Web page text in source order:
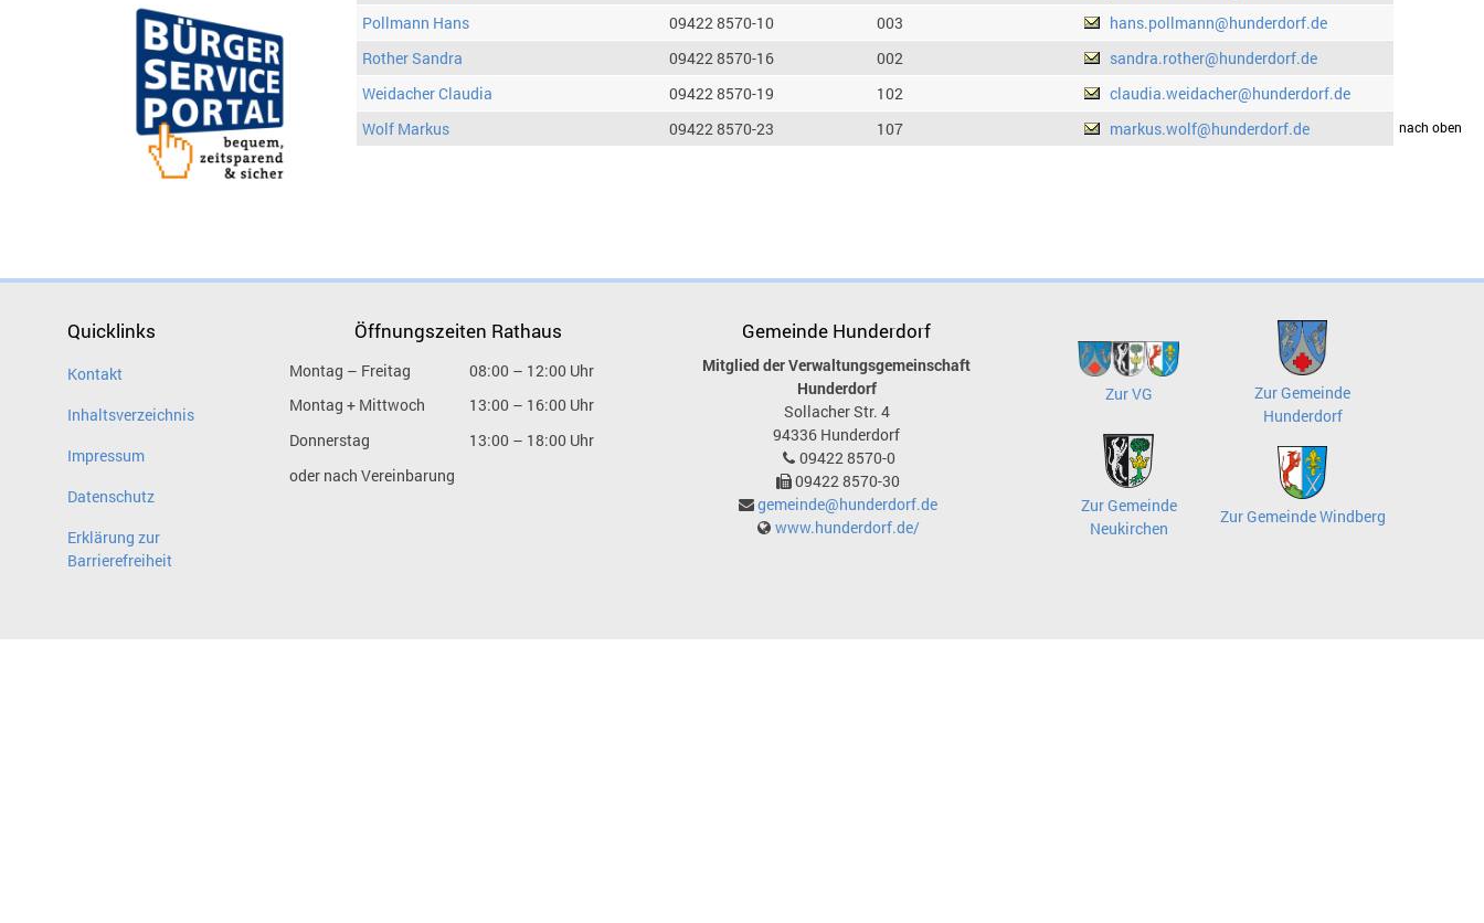
Pollmann Hans
09422 8570-10 003
hans.pollmann@hunderdorf.de
Rother Sandra
09422 8570-16 002
sandra.rother@hunderdorf.de
Weidacher Claudia
09422 8570-19 102
claudia.weidacher@hunderdorf.de
Wolf Markus
09422 8570-23 107 markus.wolf@hunderdorf.dedrucken nach oben
Quicklinks
Kontakt
Inhaltsverzeichnis
Impressum
Datenschutz
Erklärung zur
Barrierefreiheit
Öffnungszeiten Rathaus
Montag – Freitag
08:00 – 12:00 Uhr
Montag + Mittwoch
13:00 – 16:00 Uhr
Donnerstag
13:00 – 18:00 Uhr
oder nach Vereinbarung
Gemeinde Hunderdorf
Mitglied der Verwaltungsgemeinschaft
Hunderdorf
Sollacher Str. 4
94336 Hunderdorf
09422 8570-0
09422 8570-30
gemeinde@hunderdorf.de
www.hunderdorf.de/
Zur VG
Zur Gemeinde
Hunderdorf
Zur Gemeinde
Neukirchen
Zur Gemeinde Windberg